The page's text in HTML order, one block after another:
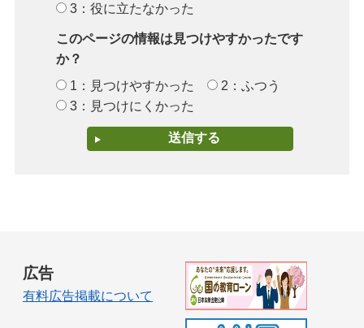
3：役に立たなかった
このページの情報は見つけやすかったです
か？
1：見つけやすかった
2：ふつう
3：見つけにくかった
広告
有料広告掲載について